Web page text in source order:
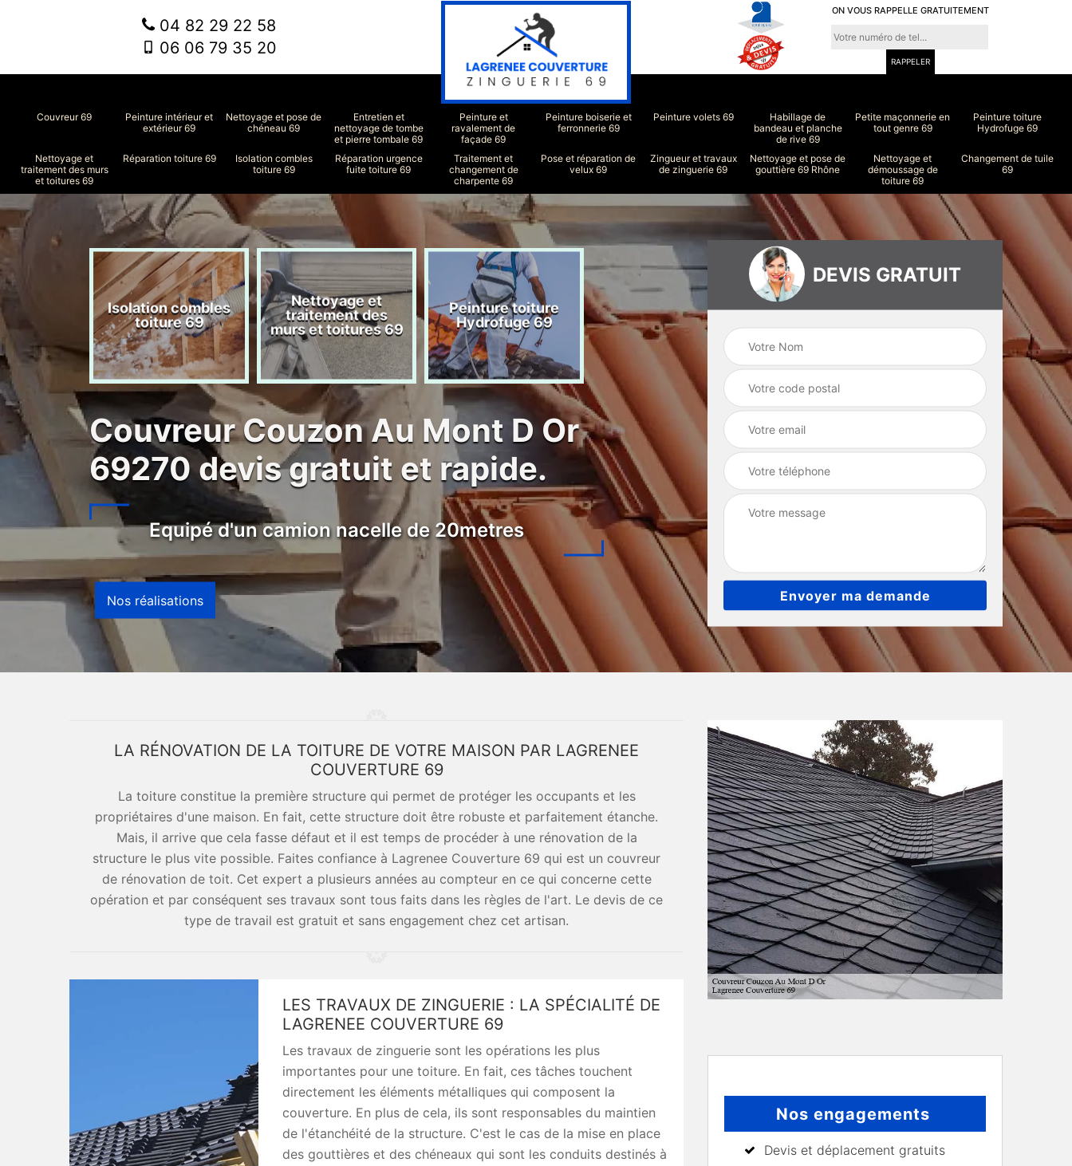
04 82 29 22 58
06 06 79 35 20
ON VOUS RAPPELLE GRATUITEMENT
Couvreur 69
Peinture intérieur et
extérieur 69
Nettoyage et pose de
chéneau 69
Entretien et
nettoyage de tombe
et pierre tombale 69
Peinture et
ravalement de
façade 69
Peinture boiserie et
ferronnerie 69
Peinture volets 69
Habillage de
bandeau et planche
de rive 69
Petite maçonnerie en
tout genre 69
Peinture toiture
Hydrofuge 69
Nettoyage et
traitement des murs
et toitures 69
Réparation toiture 69
Isolation combles
toiture 69
Réparation urgence
fuite toiture 69
Traitement et
changement de
charpente 69
Pose et réparation de
velux 69
Zingueur et travaux
de zinguerie 69
Nettoyage et pose de
gouttière 69 Rhône
Nettoyage et
démoussage de
toiture 69
Changement de tuile
69
de
69
Isolation combles
toiture 69
Nettoyage et
traitement des
murs et toitures 69
Peinture toiture
Hydrofuge 69
Réparation toiture
69
Couvreur 69
Peinture intérieur
et extérieur 69
Couvreur Couzon Au Mont D Or
69270 devis gratuit et rapide.
Equipé d'un camion nacelle de 20metres
Nos réalisations
DEVIS GRATUIT
LA RÉNOVATION DE LA TOITURE DE VOTRE MAISON PAR LAGRENEE
COUVERTURE 69
La toiture constitue la première structure qui permet de protéger les occupants et les
propriétaires d'une maison. En fait, cette structure doit être robuste et parfaitement étanche.
Mais, il arrive que cela fasse défaut et il est temps de procéder à une rénovation de la
structure le plus vite possible. Faites confiance à Lagrenee Couverture 69 qui est un couvreur
de rénovation de toit. Cet expert a plusieurs années au compteur en ce qui concerne cette
opération et par conséquent ses travaux sont tous faits dans les règles de l'art. Le devis de ce
type de travail est gratuit et sans engagement chez cet artisan.
LES TRAVAUX DE ZINGUERIE : LA SPÉCIALITÉ DE
LAGRENEE COUVERTURE 69
Les travaux de zinguerie sont les opérations les plus
importantes pour une toiture. En fait, ces tâches touchent
directement les éléments métalliques qui composent la
couverture. En plus de cela, ils sont responsables du maintien
de l'étanchéité de la structure. C'est le cas de la mise en place
des gouttières et des chéneaux qui sont les conduits destinés à
Nos engagements
Devis et déplacement gratuits